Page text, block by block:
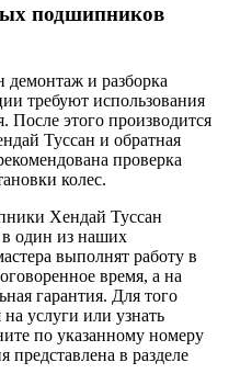
подшипников
демонтаж и разборка
требуют использования
После этого производится
Туссан и обратная
проверка
колес.
Хендай Туссан
один из наших
выполнят работу в
время, а на
гарантия. Для того
на услуги или узнать
по указанному номеру
в разделе